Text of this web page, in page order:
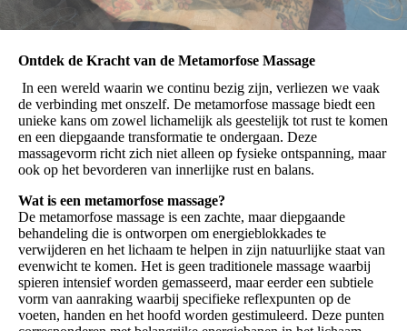
Ontdek de Kracht van de Metamorfose Massage
In een wereld waarin we continu bezig zijn, verliezen we vaak
de verbinding met onszelf. De metamorfose massage biedt een
unieke kans om zowel lichamelijk als geestelijk tot rust te komen
en een diepgaande transformatie te ondergaan. Deze
massagevorm richt zich niet alleen op fysieke ontspanning, maar
ook op het bevorderen van innerlijke rust en balans.
Wat is een metamorfose massage?
De metamorfose massage is een zachte, maar diepgaande
behandeling die is ontworpen om energieblokkades te
verwijderen en het lichaam te helpen in zijn natuurlijke staat van
evenwicht te komen. Het is geen traditionele massage waarbij
spieren intensief worden gemasseerd, maar eerder een subtiele
vorm van aanraking waarbij specifieke reflexpunten op de
voeten, handen en het hoofd worden gestimuleerd. Deze punten